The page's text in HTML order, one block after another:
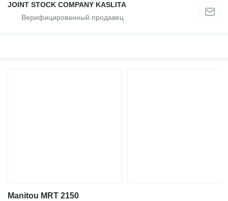
JOINT STOCK COMPANY KASLITA
Manitou MRT 2150